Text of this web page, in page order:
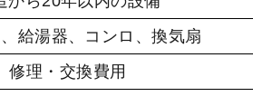
給湯器、コンロ、換気扇
修理・交換費用